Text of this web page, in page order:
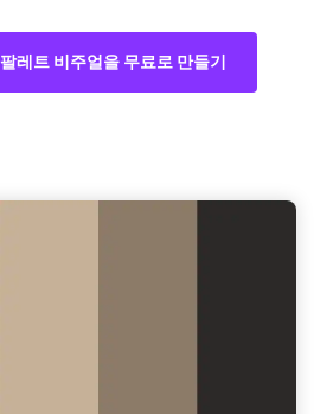
레트 비주얼을 무료로 만들기